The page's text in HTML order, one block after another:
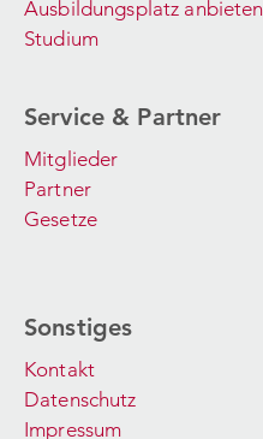
Ausbildungsplatz anbieten
Studium
Service & Partner
Mitglieder
Partner
Gesetze
Sonstiges
Kontakt
Datenschutz
Impressum